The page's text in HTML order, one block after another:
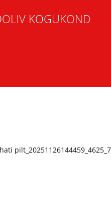
KOGUKOND